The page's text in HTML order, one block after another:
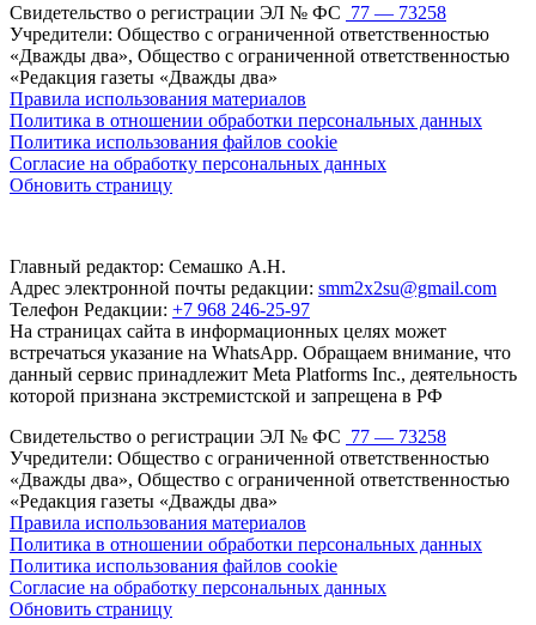
Свидетельство о регистрации ЭЛ № ФС 77 — 73258
Учредители: Общество с ограниченной ответственностью
«Дважды два», Общество с ограниченной ответственностью
«Редакция газеты «Дважды два»
Правила использования материалов
Политика в отношении обработки персональных данных
Политика использования файлов cookie
Согласие на обработку персональных данных
Обновить страницу
Главный редактор: Семашко А.Н.
Адрес электронной почты редакции: smm2x2su@gmail.com
Телефон Редакции: +7 968 246-25-97
На страницах сайта в информационных целях может
встречаться указание на WhatsApp. Обращаем внимание, что
данный сервис принадлежит Meta Platforms Inc., деятельность
которой признана экстремистской и запрещена в РФ
Свидетельство о регистрации ЭЛ № ФС 77 — 73258
Учредители: Общество с ограниченной ответственностью
«Дважды два», Общество с ограниченной ответственностью
«Редакция газеты «Дважды два»
Правила использования материалов
Политика в отношении обработки персональных данных
Политика использования файлов cookie
Согласие на обработку персональных данных
Обновить страницу